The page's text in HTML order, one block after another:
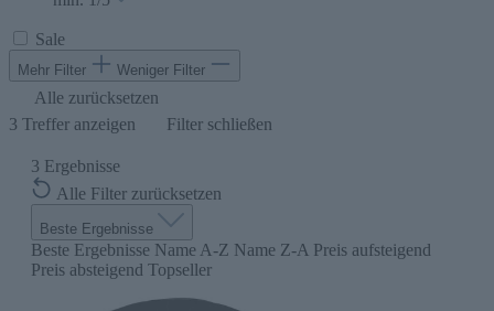
Sale
Mehr Filter Weniger Filter
Alle zurücksetzen
3 Treffer anzeigen Filter schließen
3 Ergebnisse
Alle Filter zurücksetzen
Beste Ergebnisse
Beste Ergebnisse Name A-Z Name Z-A Preis aufsteigend
Preis absteigend Topseller